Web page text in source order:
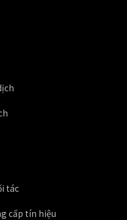
tác
cấp tín hiệu